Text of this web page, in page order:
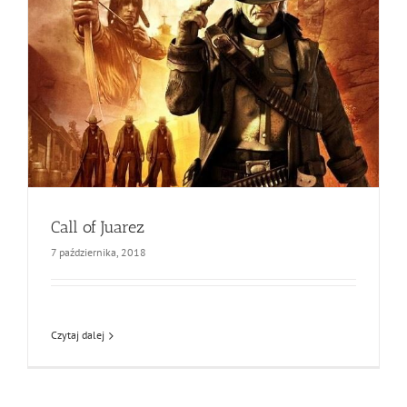
Call of Juarez
7 października, 2018
Czytaj dalej